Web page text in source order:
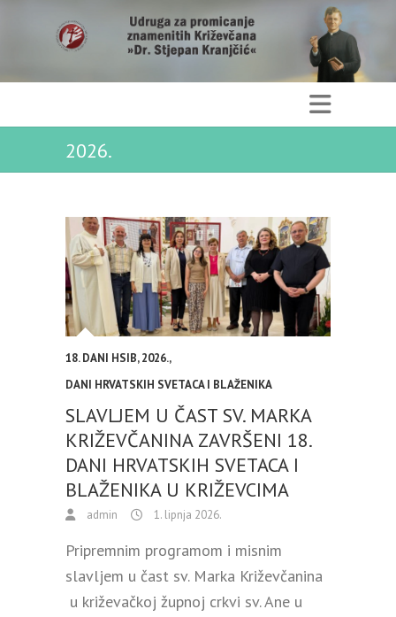
2026.
18. DANI HSIB,2026.,
DANI HRVATSKIH SVETACA I BLAŽENIKA
SLAVLJEM U ČAST SV. MARKA
KRIŽEVČANINA ZAVRŠENI 18.
DANI HRVATSKIH SVETACA I
BLAŽENIKA U KRIŽEVCIMA
admin 1. lipnja 2026.
Pripremnim programom i misnim
slavljem u čast sv. Marka Križevčanina
u križevačkoj župnoj crkvi sv. Ane u